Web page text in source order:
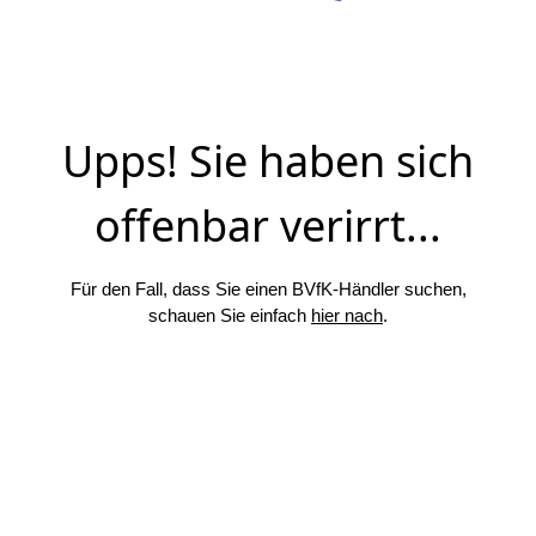
Upps! Sie haben sich
offenbar verirrt...
Für den Fall, dass Sie einen BVfK-Händler suchen,
schauen Sie einfach hier nach.